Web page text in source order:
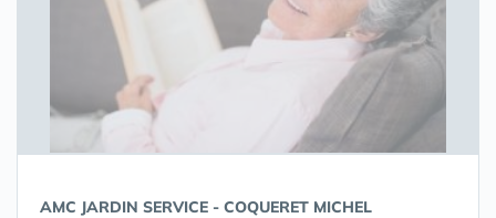
AMC JARDIN SERVICE - COQUERET MICHEL